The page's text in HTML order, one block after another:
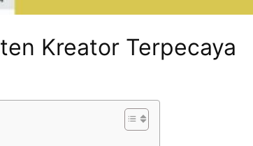
Kreator Terpecaya